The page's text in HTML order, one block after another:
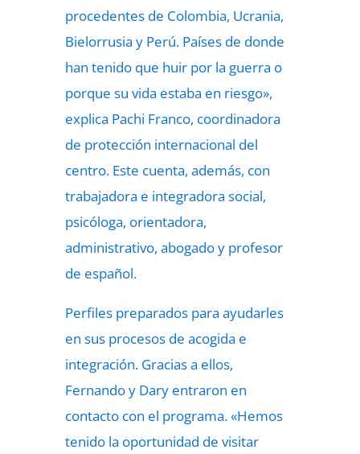
procedentes de Colombia, Ucrania,
Bielorrusia y Perú. Países de donde
han tenido que huir por la guerra o
porque su vida estaba en riesgo»,
explica Pachi Franco, coordinadora
de protección internacional del
centro. Este cuenta, además, con
trabajadora e integradora social,
psicóloga, orientadora,
administrativo, abogado y profesor
de español.
Perfiles preparados para ayudarles
en sus procesos de acogida e
integración. Gracias a ellos,
Fernando y Dary entraron en
contacto con el programa. «Hemos
tenido la oportunidad de visitar